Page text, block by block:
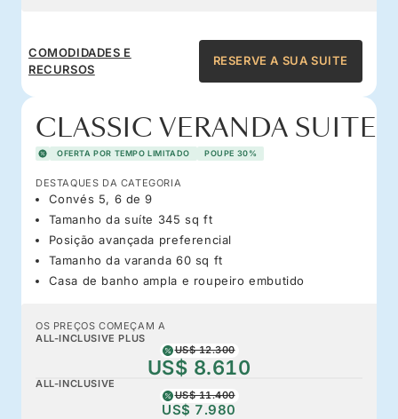
COMODIDADES E
RECURSOS
RESERVE A SUA SUITE
CLASSIC VERANDA SUITE
OFERTA POR TEMPO LIMITADO POUPE 30%
DESTAQUES DA CATEGORIA
Convés 5, 6 de 9
Tamanho da suíte 345 sq ft
Posição avançada preferencial
Tamanho da varanda 60 sq ft
Casa de banho ampla e roupeiro embutido
OS PREÇOS COMEÇAM A
ALL-INCLUSIVE PLUS
US$ 12.300
US$ 8.610
ALL-INCLUSIVE
US$ 11.400
US$ 7.980